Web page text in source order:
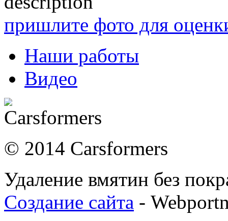
пришлите фото для
Наши работы
Видео
© 2014 Carsformers
Удаление вмятин без
Создание сайта -